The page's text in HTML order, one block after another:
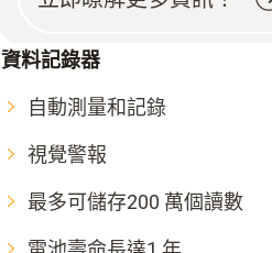
資料記錄器
自動測量和記錄
視覺警報
最多可儲存200 萬個讀數